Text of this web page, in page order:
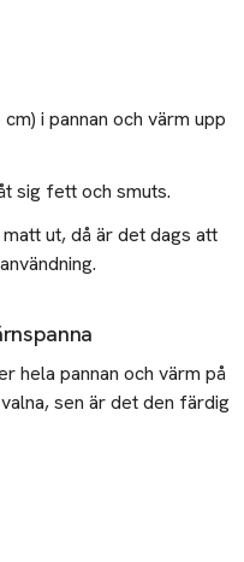
2025
i pannan och värm upp
sig fett och smuts.
ut, då är det dags att
hela pannan och värm på
sen är det den färdig